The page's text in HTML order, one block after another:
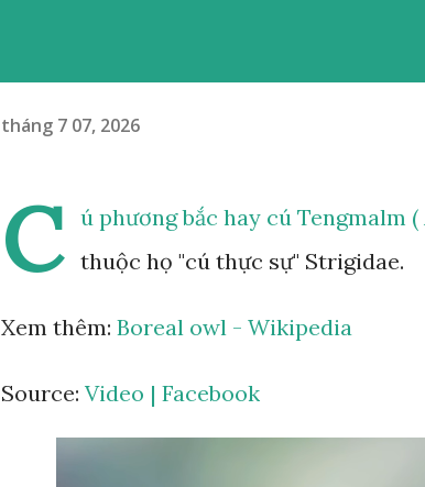
tháng 7 07, 2026
C
ú phương bắc hay cú Tengmalm
thuộc họ "cú thực sự" Strigidae.
Xem thêm: Boreal owl - Wikipedia
Source: Video | Facebook